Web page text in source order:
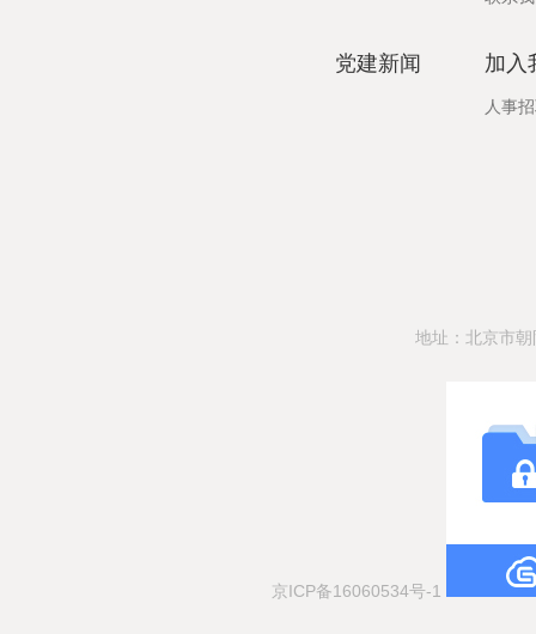
党建新闻 加入
人事
地址：北京市
京ICP备16060534号-1